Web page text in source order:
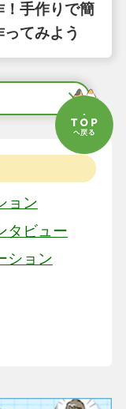
！手作りで簡
てみよう
ョン
タビュー
ション